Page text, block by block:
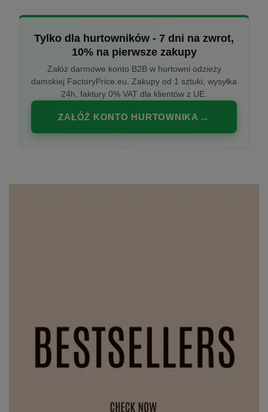
Tylko dla hurtowników - 7 dni na zwrot,
10% na pierwsze zakupy
Załóż darmowe konto B2B w hurtowni odzieży
damskiej FactoryPrice.eu. Zakupy od 1 sztuki, wysyłka
24h, faktury 0% VAT dla klientów z UE.
ZAŁÓŻ KONTO HURTOWNIKA